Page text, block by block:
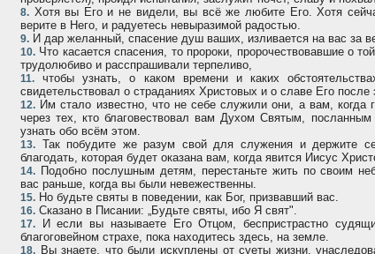
8. Хотя вы Его и не видели, вы всё же любите Его. Хотя
верите в Него, и радуетесь невыразимой радостью.
9. И дар желанный, спасение душ ваших, изливается на вас за
10. Что касается спасения, то пророки, пророчествовавшие о
трудолюбиво и расспрашивали терпеливо,
11. чтобы узнать, о каком времени и каких
свидетельствовал о страданиях Христовых и о славе Его после
12. Им стало известно, что не себе служили они, а вам, когда
через тех, кто благовествовал вам Духом Святым,
узнать обо всём этом.
13. Так побудите же разум свой для служения и держите
благодать, которая будет оказана вам, когда явится Иисус
14. Подобно послушным детям, перестаньте жить по своим
вас раньше, когда вы были невежественны.
15. Но будьте святы в поведении, как Бог, призвавший вас.
16. Сказано в Писании: „Будьте святы, ибо Я свят".
17. И если вы называете Его Отцом, беспристрастно
благоговейном страхе, пока находитесь здесь, на земле.
18. Вы знаете, что были искуплены от суеты жизни,